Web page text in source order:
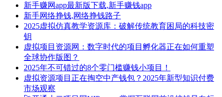
新手赚网app最新版下载,新手赚钱app
新手网络挣钱,网络挣钱路子
2025虚拟仿真教学资源库：破解传统教育困局的科技密
钥
虚拟项目资源网：数字时代的项目孵化器正在如何重塑
全球协作版图？
2025年不可错过的8个零门槛赚钱小项目！
虚拟资源项目正在掏空中产钱包？2025年新型知识付费
市场观察